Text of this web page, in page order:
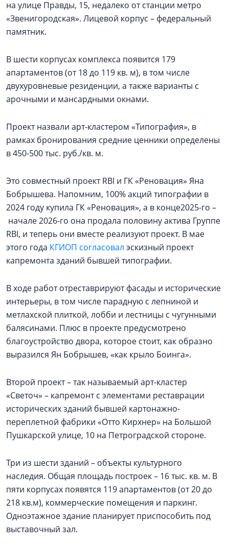
на улице Правды, 15, недалеко от станции метро
«Звенигородская». Лицевой корпус – федеральный
памятник.
В шести корпусах комплекса появится 179
апартаментов (от 18 до 119 кв. м), в том числе
двухуровневые резиденции, а также варианты с
арочными и мансардными окнами.
Проект назвали арт-кластером «Типография», в
рамках бронирования средние ценники определены
в 450-500 тыс. руб./кв. м.
Это совместный проект RBI и ГК «Реновация» Яна
Бобрышева. Напомним, 100% акций типографии в
2024 году купила ГК «Реновация», а в конце2025-го –
начале 2026-го она продала половину актива Группе
RBI, и теперь они вместе реализуют проект. В мае
этого года КГИОП согласовал эскизный проект
капремонта зданий бывшей типографии.
В ходе работ отреставрируют фасады и исторические
интерьеры, в том числе парадную с лепниной и
метлахской плиткой, лобби и лестницы с чугунными
балясинами. Плюс в проекте предусмотрено
благоустройство двора, которое стоит, как образно
выразился Ян Бобрышев, «как крыло Боинга».
Второй проект – так называемый арт-кластер
«Светоч» – капремонт с элементами реставрации
исторических зданий бывшей картонажно-
переплетной фабрики «Отто Кирхнер» на Большой
Пушкарской улице, 10 на Петроградской стороне.
Три из шести зданий – объекты культурного
наследия. Общая площадь построек – 16 тыс. кв. м. В
пяти корпусах появятся 119 апартаментов (от 20 до
218 кв.м), коммерческие помещения и паркинг.
Одноэтажное здание планирует приспособить под
выставочный зал.